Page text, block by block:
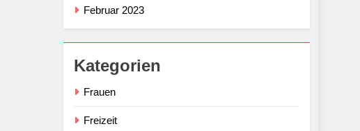
Februar 2023
Kategorien
Frauen
Freizeit